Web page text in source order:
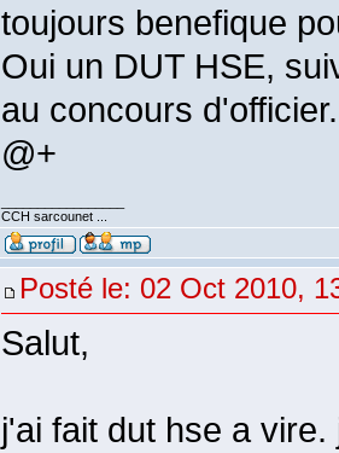
toujours benefique
Oui un DUT HSE,
au concours d'officier.
@+
CCH sarcounet ...
Posté le: 02 Oct 2010,
Salut,
j'ai fait dut hse a